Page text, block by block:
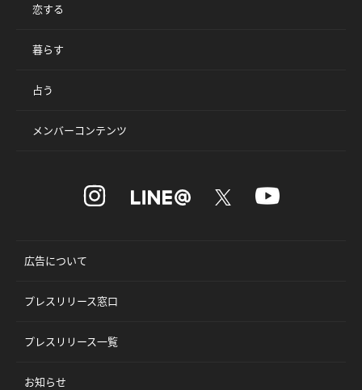
恋する
暮らす
占う
メンバーコンテンツ
広告について
プレスリリース窓口
プレスリリース一覧
お知らせ